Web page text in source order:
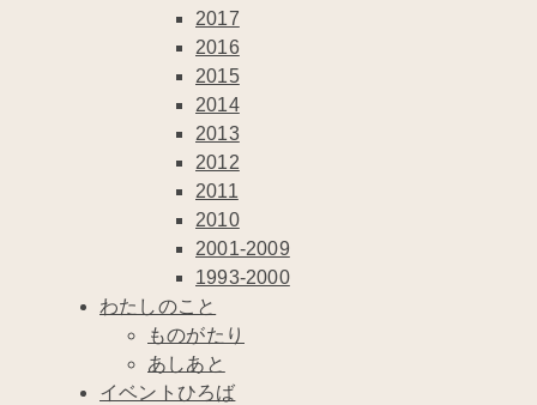
2017
2016
2015
2014
2013
2012
2011
2010
2001-2009
1993-2000
わたしのこと
ものがたり
あしあと
イベントひろば